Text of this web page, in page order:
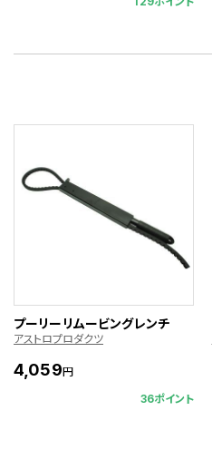
プーリーリムービングレンチ
アストロプロダクツ
4,059円
36ポイント